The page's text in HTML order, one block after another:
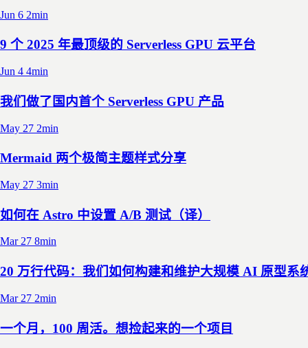
Jun 6 2min
9 个 2025 年最顶级的 Serverless GPU 云平台
Jun 4 4min
我们做了国内首个 Serverless GPU 产品
May 27 2min
Mermaid 两个极简主题样式分享
May 27 3min
如何在 Astro 中设置 A/B 测试（译）
Mar 27 8min
20 万行代码：我们如何构建和维护大规模 AI 原型系
Mar 27 2min
一个月，100 周活。想捡起来的一个项目